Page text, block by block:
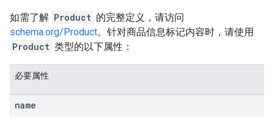
如需了解 Product 的完整定义，请访问
schema.org/Product。针对商品信息标记内容时，请使用
Product 类型的以下属性：
必要属性
name